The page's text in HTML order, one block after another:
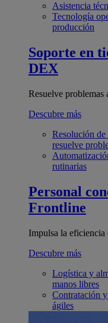
Asistencia
Tecnología
producción
Soporte en
DEX
Resuelve problemas
Descubre más
Resolución de
resuelve
rutinarias
Personal
Frontline
Impulsa la eficiencia
Descubre más
Logística y
manos libres
Contratación
ágiles